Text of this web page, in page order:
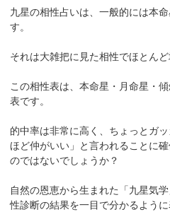
九星の相性占いは、一般的には本
す。
それは大雑把に見た相性でほとんど
この相性表は、本命星・月命星・
表です。
的中率は非常に高く、ちょっとガ
ほど仲がいい」と言われることに
のではないでしょうか？
自然の恩恵から生まれた「九星気
性診断の結果を一目で分かるように